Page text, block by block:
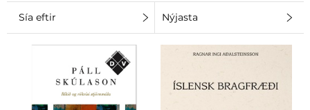
Sía eftir Nýjasta